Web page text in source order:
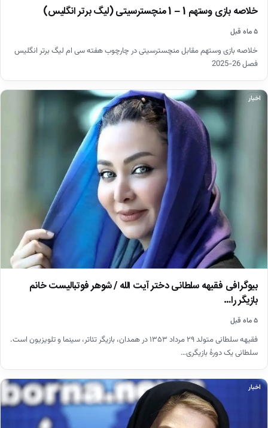
خلاصه بازی وستهم 1 – 1 منچسترسیتی (لیگ برتر انگلیس)
۵ ماه قبل
خلاصه بازی وستهم مقابل منچسترسیتی در چارچوب هفته سی ام لیگ برتر انگلیس
فصل 26-2025
اخبار
بیوگرافی فقیهه سلطانی دختر آیت الله / شوهر فوتبالیست خانم
بازیگر را…
۵ ماه قبل
فقیهه سلطانی متولد ۲۹ مرداد ۱۳۵۳ در همدان، بازیگر تئاتر، سینما و تلویزیون است.
سلطانی یک دورهٔ بازیگری…
اخبار